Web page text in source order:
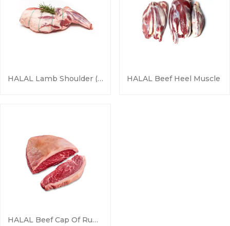
HALAL Lamb Shoulder (for Roast) HALAL Beef Heel Muscle
HALAL Beef Cap Of Rump